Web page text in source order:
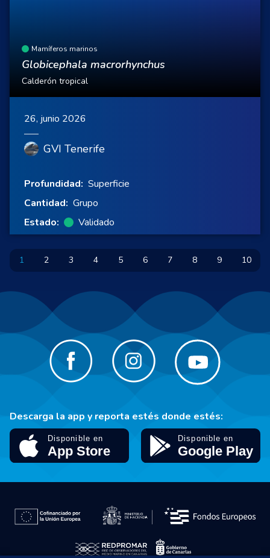
Mamíferos marinos
Globicephala macrorhynchus
Calderón tropical
26, junio 2026
GVI Tenerife
Profundidad: Superficie
Cantidad: Grupo
Estado:
Validado
1 2 3 4 5 6 7 8 9 10
Descarga la app y reporta estés donde estés: